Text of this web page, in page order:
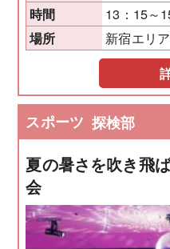
時間 13：15～
場所 新宿エリア
スポーツ 探検部
夏の暑さを吹き飛
会